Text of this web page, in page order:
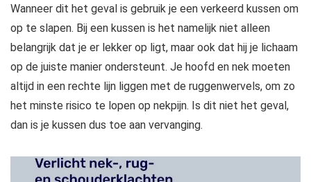
Wanneer dit het geval is gebruik je een verkeerd kussen om
op te slapen. Bij een kussen is het namelijk niet alleen
belangrijk dat je er lekker op ligt, maar ook dat hij je lichaam
op de juiste manier ondersteunt. Je hoofd en nek moeten
altijd in een rechte lijn liggen met de ruggenwervels, om zo
het minste risico te lopen op nekpijn. Is dit niet het geval,
dan is je kussen dus toe aan vervanging.